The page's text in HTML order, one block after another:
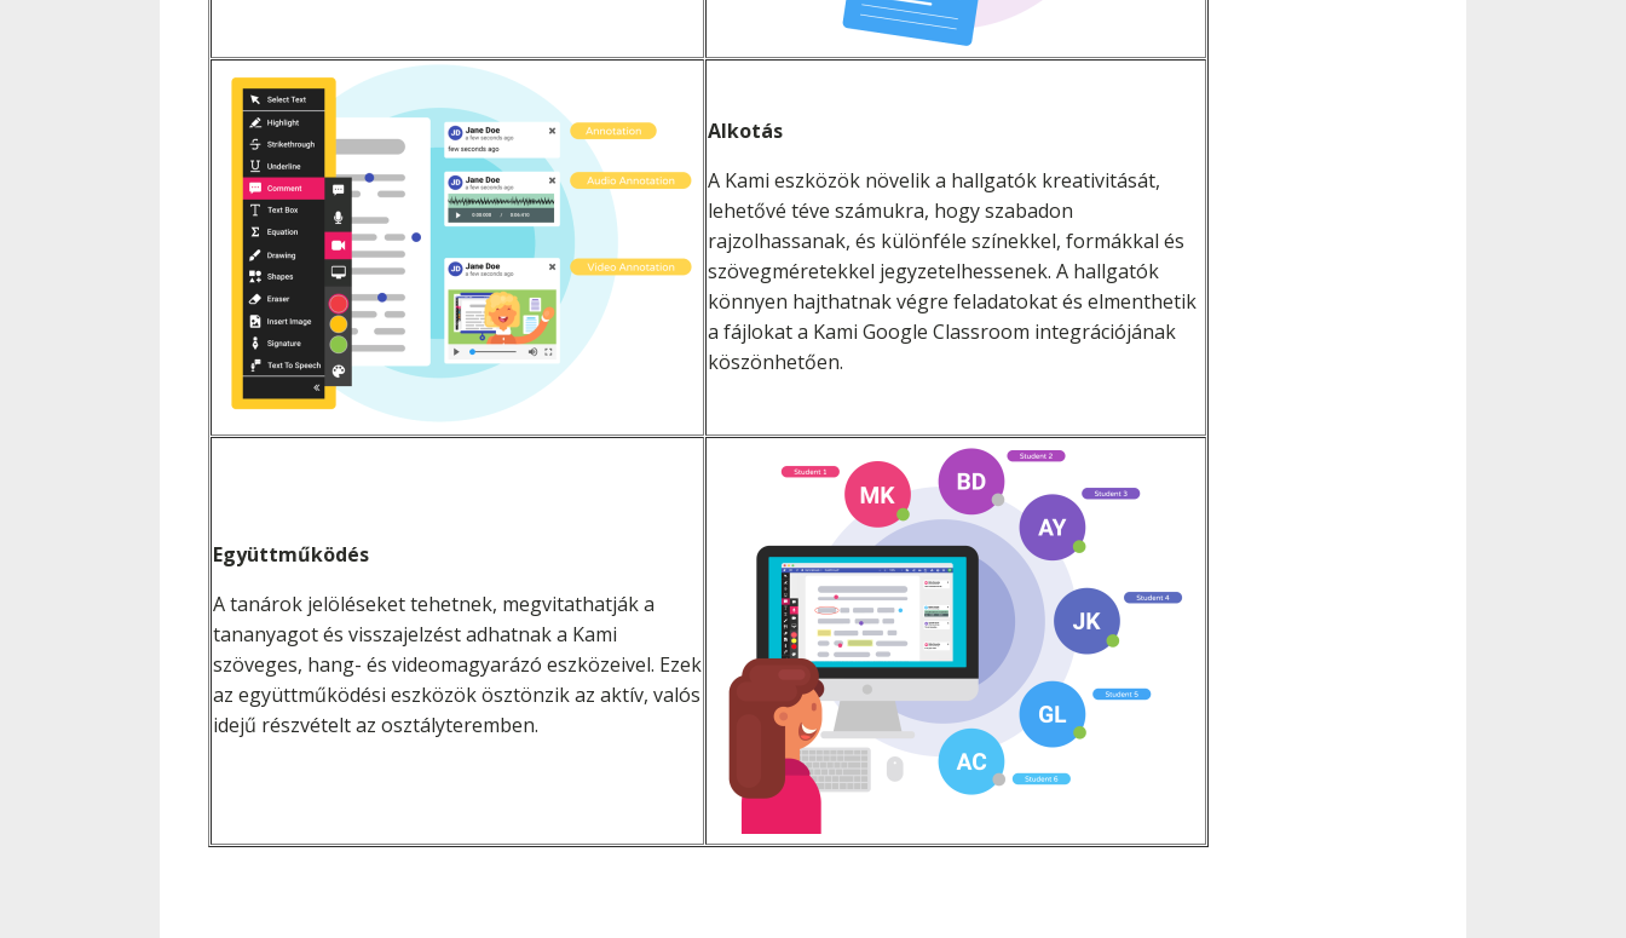
Alkotás
A Kami eszközök növelik a hallgatók kreativitását,
lehetővé téve számukra, hogy szabadon
rajzolhassanak, és különféle színekkel, formákkal és
szövegméretekkel jegyzetelhessenek. A hallgatók
könnyen hajthatnak végre feladatokat és elmenthetik
a fájlokat a Kami Google Classroom integrációjának
köszönhetően.
Együttműködés
A tanárok jelöléseket tehetnek, megvitathatják a
tananyagot és visszajelzést adhatnak a Kami
szöveges, hang- és videomagyarázó eszközeivel. Ezek
az együttműködési eszközök ösztönzik az aktív, valós
idejű részvételt az osztályteremben.